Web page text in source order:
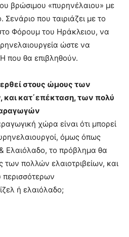
βρώσιμου «πυρηνέλαιου» με
που ταιριάζει με το
Φόρουμ του Ηράκλειου, να
ώστε να
που θα επιβληθούν.
στους ώμους των
και κατ΄επέκταση, των πολύ
χώρα είναι ότι μπορεί
όμως όπως
& Ελαιόλαδο, το πρόβλημα θα
των πολλών ελαιοτριβείων, και
περισσότερων
ή ελαιόλαδο;